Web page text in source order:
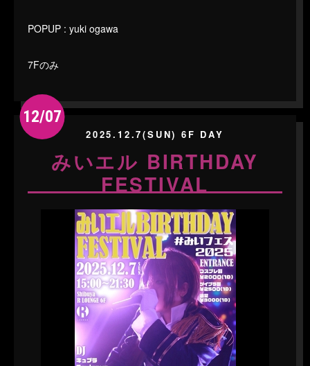
POPUP : yuki ogawa
7Fのみ
12/07
2025.12.7(SUN) 6F DAY
みいエル BIRTHDAY
FESTIVAL